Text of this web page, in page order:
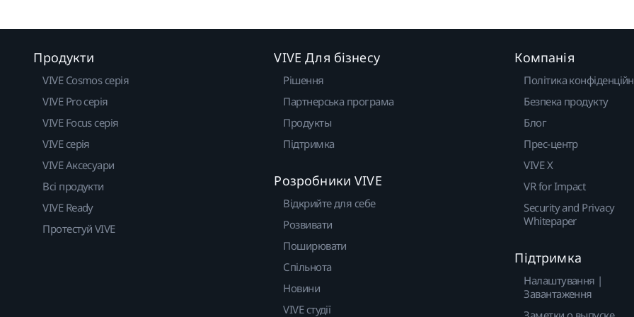
Продукти
VIVE Cosmos серія
VIVE Pro серія
VIVE Focus серія
VIVE серія
VIVE Аксесуари
Всі продукти
VIVE Ready
Протестуй VIVE
VIVE Для бізнесу
Рішення
Партнерська програма
Продукты
Підтримка
Розробники VIVE
Відкрийте для себе
Розвивати
Поширювати
Спільнота
Новини
VIVE студії
Компанія
Політика
Безпека продукту
Блог
Прес-центр
VIVE X
VR for Impact
Security and Privacy
Whitepaper
Підтримка
Налаштування |
Завантаження